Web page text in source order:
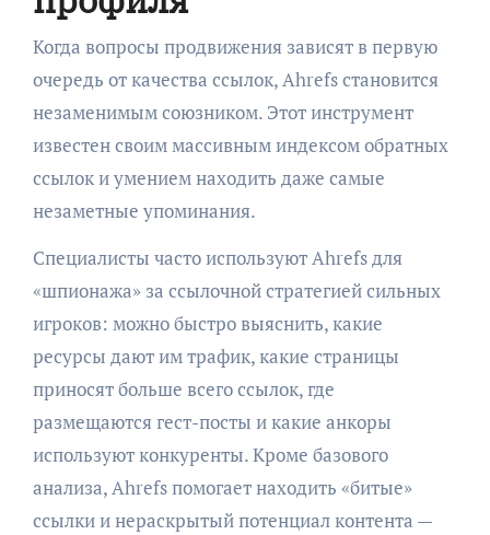
Когда вопросы продвижения зависят в первую
очередь от качества ссылок, Ahrefs становится
незаменимым союзником. Этот инструмент
известен своим массивным индексом обратных
ссылок и умением находить даже самые
незаметные упоминания.
Специалисты часто используют Ahrefs для
«шпионажа» за ссылочной стратегией сильных
игроков: можно быстро выяснить, какие
ресурсы дают им трафик, какие страницы
приносят больше всего ссылок, где
размещаются гест-посты и какие анкоры
используют конкуренты. Кроме базового
анализа, Ahrefs помогает находить «битые»
ссылки и нераскрытый потенциал контента —